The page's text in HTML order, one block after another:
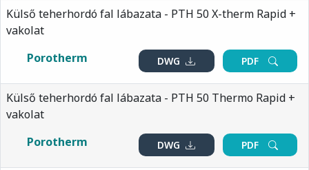
Külső teherhordó fal lábazata - PTH 50 X-therm Rapid +
vakolat
Porotherm
DWG PDF
Külső teherhordó fal lábazata - PTH 50 Thermo Rapid +
vakolat
Porotherm
DWG PDF